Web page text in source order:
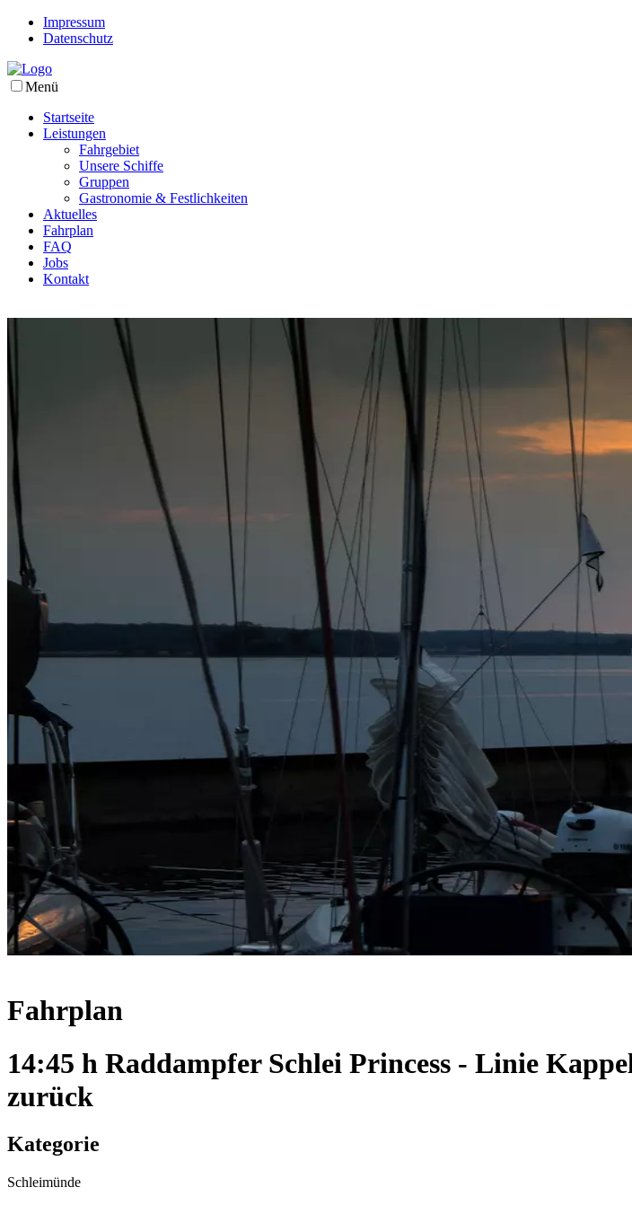
Impressum
Datenschutz
Menü
Startseite
Leistungen
Fahrgebiet
Unsere Schiffe
Gruppen
Gastronomie & Festlichkeiten
Aktuelles
Fahrplan
FAQ
Jobs
Kontakt
Fahrplan
14:45 h Raddampfer Schlei Princess - Linie
zurück
Kategorie
Schleimünde